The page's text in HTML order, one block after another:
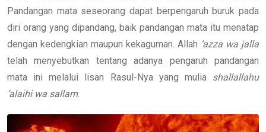
Pandangan mata seseorang dapat berpengaruh buruk pada
diri orang yang dipandang, baik pandangan mata itu menatap
dengan kedengkian maupun kekaguman. Allah ‘azza wa jalla
telah menyebutkan tentang adanya pengaruh pandangan
mata ini melalui lisan Rasul-Nya yang mulia shallallahu
‘alaihi wa sallam.